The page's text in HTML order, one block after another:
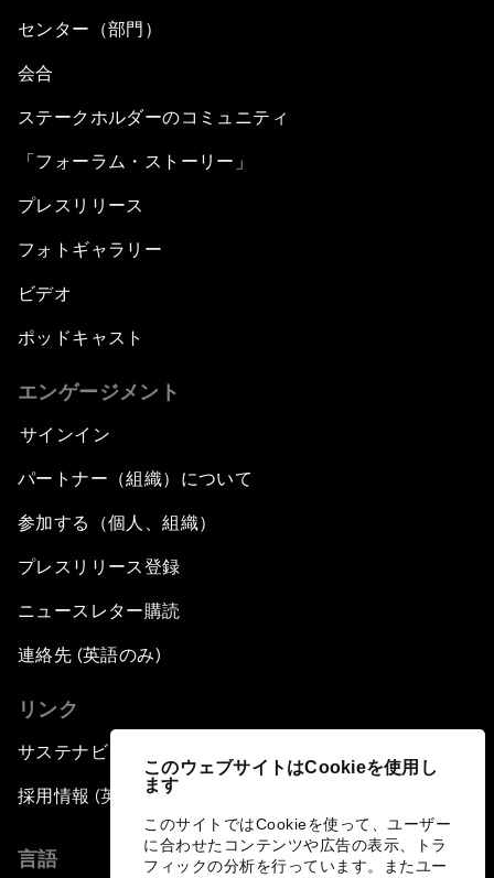
このウェブサイトはCookieを使用し
ます
このサイトではCookieを使って、ユーザー
に合わせたコンテンツや広告の表示、トラ
フィックの分析を行っています。またユー
センター（部門）
会合
ステークホルダーのコミュニティ
「フォーラム・ストーリー」
プレスリリース
フォトギャラリー
ビデオ
ポッドキャスト
エンゲージメント
サインイン
パートナー（組織）について
参加する（個人、組織）
プレスリリース登録
ニュースレター購読
連絡先 (英語のみ)
リンク
サステナビリティへの取り組み
採用情報 (英語のみ)
言語